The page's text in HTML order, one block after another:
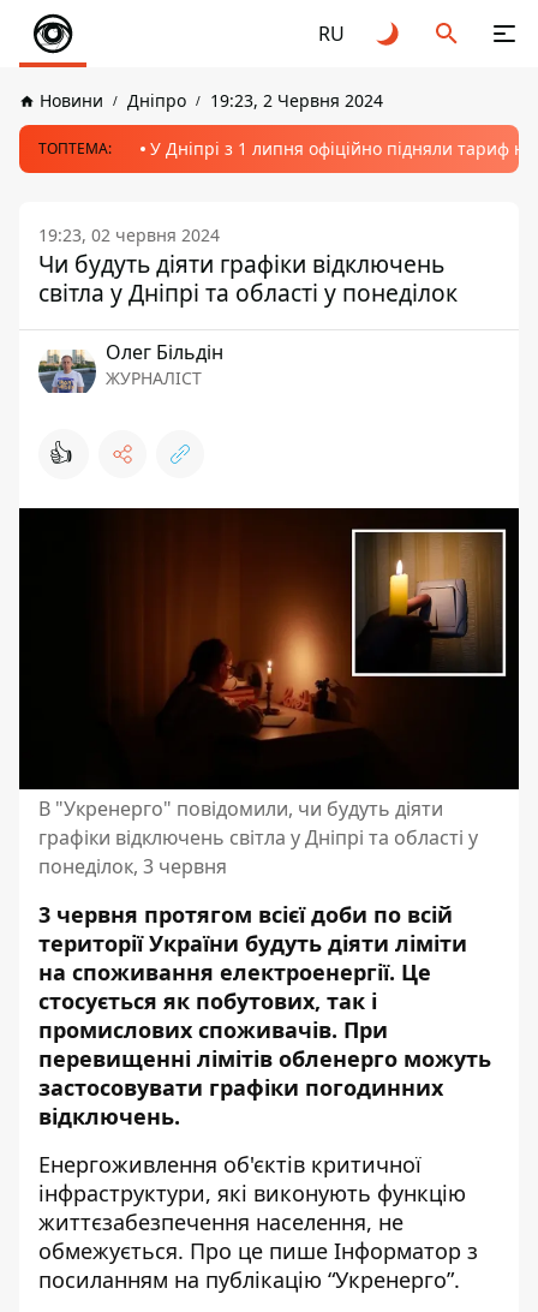
RU
Новини Дніпро 19:23, 2 Червня 2024
ТОПТЕМА: У Дніпрі з 1 липня офіційно підняли тариф
19:23, 02 червня 2024
Чи будуть діяти графіки відключень
світла у Дніпрі та області у понеділок
Олег Більдін
ЖУРНАЛІСТ
👍
В "Укренерго" повідомили, чи будуть діяти
графіки відключень світла у Дніпрі та області у
понеділок, 3 червня
3 червня протягом всієї доби по всій
території України будуть діяти ліміти
на споживання електроенергії. Це
стосується як побутових, так і
промислових споживачів. При
перевищенні лімітів обленерго можуть
застосовувати графіки погодинних
відключень.
Енергоживлення об'єктів критичної
інфраструктури, які виконують функцію
життєзабезпечення населення, не
обмежується. Про це пише Інформатор з
посиланням на публікацію “Укренерго”.